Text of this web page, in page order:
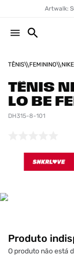
Artwalk:
TÊNIS FEMININO NIKE
TÊNIS
LO BE
DH315-8-101
Produto
O produto não está